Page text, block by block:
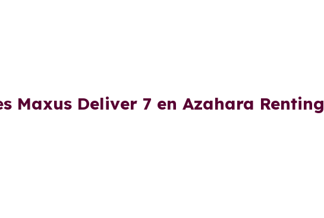
Maxus Deliver 7 en Azahara Renting